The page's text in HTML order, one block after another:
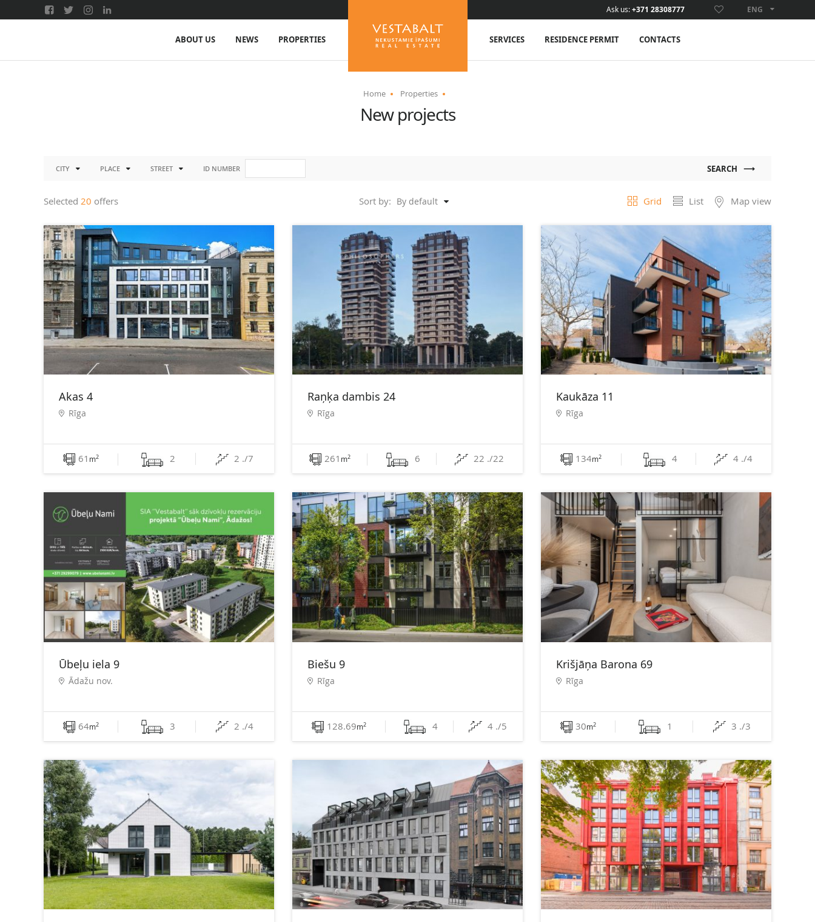
Ask us:+371 28308777 ENG
ENG
ABOUT US NEWS PROPERTIES SERVICES RESIDENCE PERMIT CONTACTS
Home Properties
New projects
CITY PLACE STREET ID NUMBER SEARCH
Selected 20 offers Sort by: By default Grid List Map view
Akas 4
Rīga
61 m2 2 2 ./7
Raņķa dambis 24
Rīga
261 m2 6 22 ./22
Kaukāza 11
Rīga
134m2 4 4 ./4
Ūbeļu iela 9
Ādažu nov.
64m2 3 2 ./4
Biešu 9
Rīga
128.69m2 4 4 ./5
Krišjāņa Barona 69
Rīga
30m2 1 3 ./3